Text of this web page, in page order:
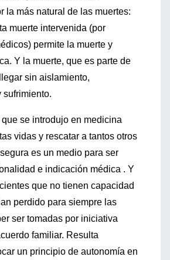
la más natural de las muertes:
muerte intervenida (por
permite la muerte y
Y la muerte, que es parte de
sin aislamiento,
sufrimiento.
se introdujo en medicina
vidas y rescatar a tantos otros
es un medio para ser
e indicación médica . Y
que no tienen capacidad
perdido para siempre las
ser tomadas por iniciativa
familiar. Resulta
un principio de autonomía en